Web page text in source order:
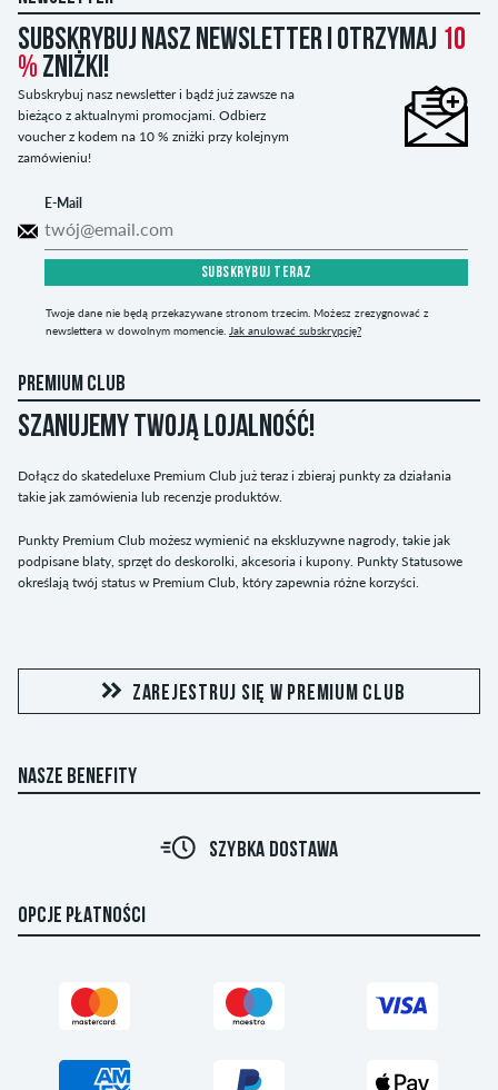
Subskrybuj nasz newsletter i otrzymaj 10
% zniżki!
Subskrybuj nasz newsletter i bądź już zawsze na
bieżąco z aktualnymi promocjami. Odbierz
voucher z kodem na 10 % zniżki przy kolejnym
zamówieniu!
E-Mail
SUBSKRYBUJ TERAZ
Twoje dane nie będą przekazywane stronom trzecim. Możesz zrezygnować z
newslettera w dowolnym momencie. Jak anulować subskrypcję?
PREMIUM CLUB
SZANUJEMY TWOJĄ LOJALNOŚĆ!
Dołącz do skatedeluxe Premium Club już teraz i zbieraj punkty za działania
takie jak zamówienia lub recenzje produktów.
Punkty Premium Club możesz wymienić na ekskluzywne nagrody, takie jak
podpisane blaty, sprzęt do deskorolki, akcesoria i kupony. Punkty Statusowe
określają twój status w Premium Club, który zapewnia różne korzyści.
ZAREJESTRUJ SIĘ W PREMIUM CLUB
NASZE BENEFITY
SZYBKA DOSTAWA
OPCJE PŁATNOŚCI